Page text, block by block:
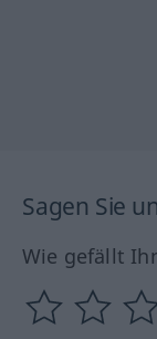
Sagen Sie
Wie gefällt